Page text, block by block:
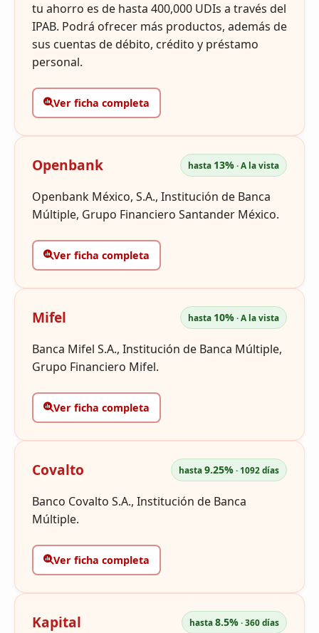
tu ahorro es de hasta 400,000 UDIs a través del
IPAB. Podrá ofrecer más productos, además de
sus cuentas de débito, crédito y préstamo
personal.
Ver ficha completa
Openbank hasta 13%· A la vista
Openbank México, S.A., Institución de Banca
Múltiple, Grupo Financiero Santander México.
Ver ficha completa
Mifel hasta 10%· A la vista
Banca Mifel S.A., Institución de Banca Múltiple,
Grupo Financiero Mifel.
Ver ficha completa
Covalto hasta9.25%· 1092 días
Banco Covalto S.A., Institución de Banca
Múltiple.
Ver ficha completa
Kapital hasta8.5%· 360 días